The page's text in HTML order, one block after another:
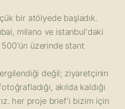
bir atölyede başladık.
milano ve istanbul'daki
üzerinde stant
değil; ziyaretçinin
akılda kaldığı
her proje brief'i bizim için